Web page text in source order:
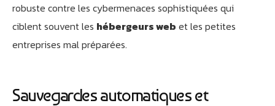
robuste contre les cybermenaces sophistiquées qui
ciblent souvent les hébergeurs web et les petites
entreprises mal préparées.
Sauvegardes automatiques et